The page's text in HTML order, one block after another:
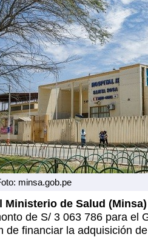
minsa.gob.pe
Ministerio de Salud (Minsa)
de S/ 3 063 786 para el
de financiar la adquisición